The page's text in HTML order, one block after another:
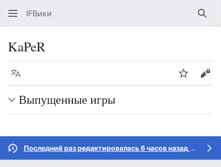
IFВики
KaPeR
Язык Следить
Выпущенные игры
Последний раз редактировалась 6 часов назад